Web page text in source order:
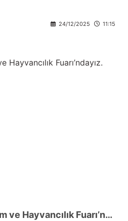
24/12/2025 11:15
AGROEXPO 15. Tarım ve Hayvancılık Fuarı’ndayız.